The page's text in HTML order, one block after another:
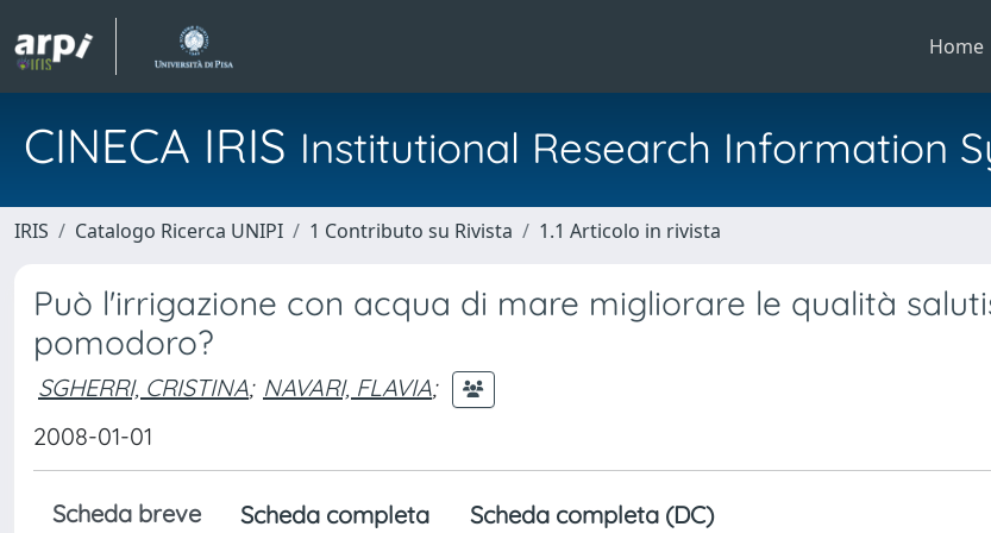
Home
CINECA IRIS Institutional Research Information
IRIS Catalogo Ricerca UNIPI 1 Contributo su Rivista 1.1 Articolo in rivista
Può l'irrigazione con acqua di mare migliorare le qualità
pomodoro?
SGHERRI, CRISTINA; NAVARI, FLAVIA;
2008-01-01
Scheda breve Scheda completa Scheda completa (DC)